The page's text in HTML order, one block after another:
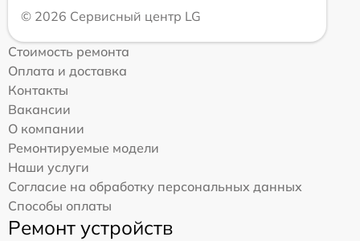
© 2026 Сервисный центр LG
Стоимость ремонта
Оплата и доставка
Контакты
Вакансии
О компании
Ремонтируемые модели
Наши услуги
Согласие на обработку персональных данных
Способы оплаты
Ремонт устройств